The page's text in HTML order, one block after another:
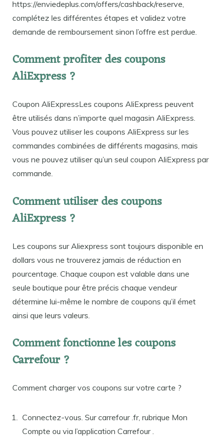
https://enviedeplus.com/offers/cashback/reserve,
complétez les différentes étapes et validez votre
demande de remboursement sinon l’offre est perdue.
Comment profiter des coupons
AliExpress ?
Coupon AliExpressLes coupons AliExpress peuvent
être utilisés dans n’importe quel magasin AliExpress.
Vous pouvez utiliser les coupons AliExpress sur les
commandes combinées de différents magasins, mais
vous ne pouvez utiliser qu’un seul coupon AliExpress par
commande.
Comment utiliser des coupons
AliExpress ?
Les coupons sur Aliexpress sont toujours disponible en
dollars vous ne trouverez jamais de réduction en
pourcentage. Chaque coupon est valable dans une
seule boutique pour être précis chaque vendeur
détermine lui-même le nombre de coupons qu’il émet
ainsi que leurs valeurs.
Comment fonctionne les coupons
Carrefour ?
Comment charger vos coupons sur votre carte ?
Connectez-vous. Sur carrefour .fr, rubrique Mon
Compte ou via l’application Carrefour .